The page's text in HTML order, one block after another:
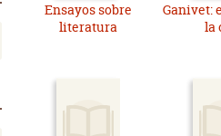
Ensayos sobre
literatura
Ganivet:
la